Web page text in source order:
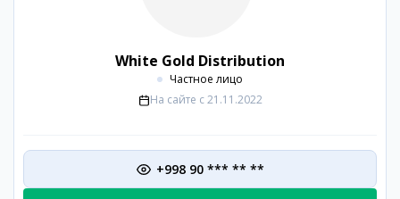
White Gold Distribution
Частное лицо
На сайте с 21.11.2022
+998 90 *** ** **